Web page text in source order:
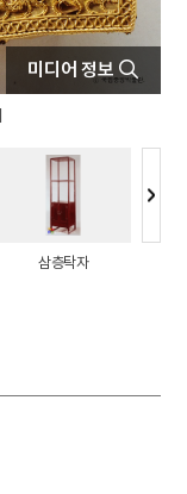
미디어 정보
삼층탁자